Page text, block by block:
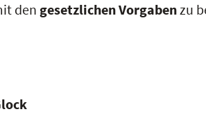
den gesetzlichenVorgabenzu